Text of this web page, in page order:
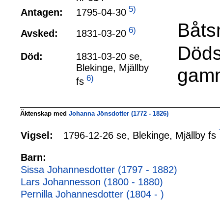
Antagen:
1795-04-30 5)
Avsked: 1831-03-20 6)
Död:
1831-03-20 se,
Blekinge, Mjällby
fs 6)
Äktenskap med Johanna Jönsdotter (1772 - 1826)
Vigsel: 1796-12-26 se, Blekinge, Mjällby fs
Barn:
Sissa Johannesdotter (1797 - 1882)
Lars Johannesson (1800 - 1880)
Pernilla Johannesdotter (1804 - )